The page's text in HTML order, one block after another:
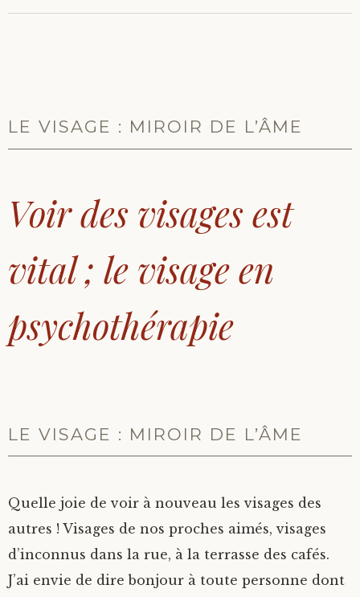
LE VISAGE : MIROIR DE L’ÂME
Voir des visages est
vital ; le visage en
psychothérapie
LE VISAGE : MIROIR DE L’ÂME
Quelle joie de voir à nouveau les visages des
autres ! Visages de nos proches aimés, visages
d’inconnus dans la rue, à la terrasse des cafés.
J’ai envie de dire bonjour à toute personne dont